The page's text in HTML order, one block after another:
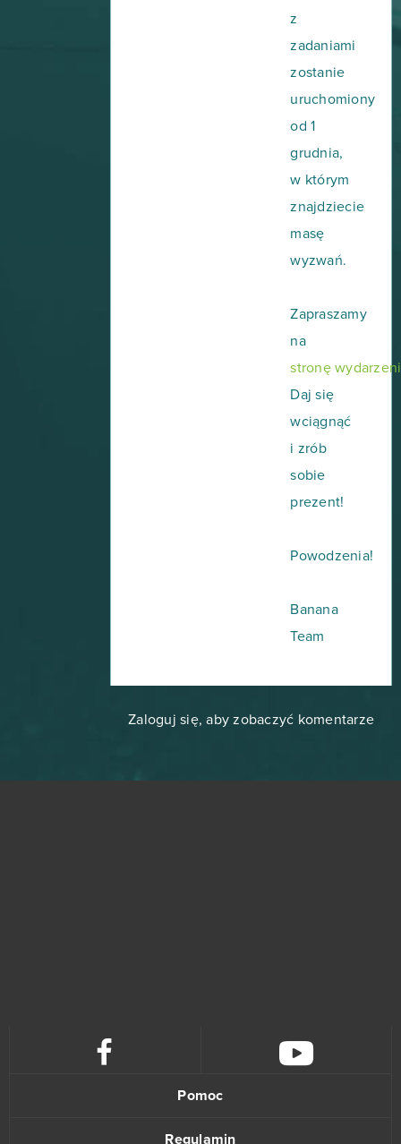
z
zadaniami
zostanie
uruchomiony
od 1
grudnia,
w którym
znajdziecie
masę
wyzwań.
Zapraszamy
na
stronę
Daj się
wciągnąć
i zrób
sobie
prezent!
Powodzenia!
Banana
Team
Zaloguj się, aby zobaczyć komentarze
Pomoc
Regulamin